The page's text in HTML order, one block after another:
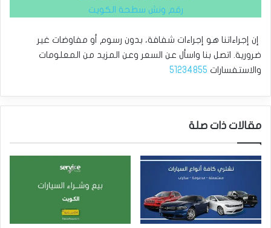
رقم ونش سطحة الكويت
إن إجراءاتنا هو إجراءات شفافة، بدون رسوم أو مفاوضات غير
ضرورية. اتصل بنا واسأل عن السعر وعن المزيد من المعلومات
والاستفسارات 51234855
مقالات ذات صلة